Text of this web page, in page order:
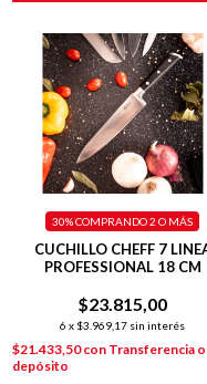
CUCHILLO CHEFF 7
PROFESSIONAL 18 CM
$23.815,00
6 x $3.969,17 sin interés
30%COMPRANDO 2 O MÁS
$21.433,50con Transferencia o
depósito